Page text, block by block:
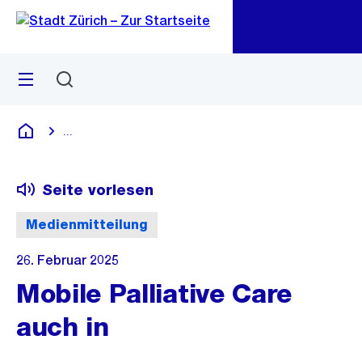
Navigation
Sprunglink
Menü
Deutsch
Medienmitteilung
Seite vorlesen
26. Februar 2025
Mobile Palliative Care
auch in